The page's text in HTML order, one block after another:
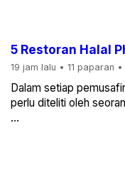
5 Restoran Halal
19 jam lalu • 11 paparan •
Dalam setiap
perlu diteliti oleh
...